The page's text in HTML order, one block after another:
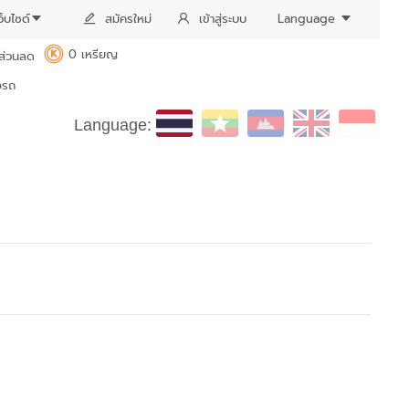
บไซด์ สมัครใหม่ เข้าสู่ระบบ Language
นลด K
0 เหรียญ
รถ
Language: